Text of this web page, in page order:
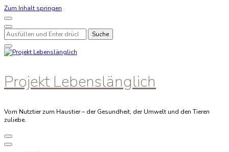
Zum Inhalt springen
Suchst
du
nach
etwas?
Projekt Lebenslänglich
Vom Nutztier zum Haustier – der Gesundheit, der Umwelt und den Tieren
zuliebe.